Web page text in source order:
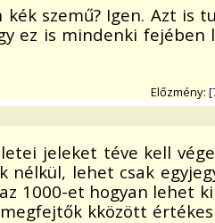
szemű? Igen. Azt is
ez is mindenki fejében
Előzmény:
jeleket téve kell
lehet csak
1000-et hogyan lehet
kközött